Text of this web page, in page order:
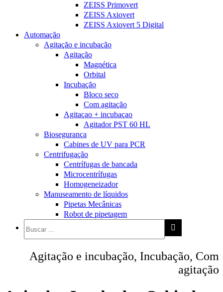
ZEISS Primovert
ZEISS Axiovert
ZEISS Axiovert 5 Digital
Automação
Agitação e incubação
Agitação
Magnética
Orbital
Incubação
Bloco seco
Com agitação
Agitaçao + incubaçao
Agitador PST 60 HL
Biosegurança
Cabines de UV para PCR
Centrifugação
Centrífugas de bancada
Microcentrífugas
Homogeneizador
Manuseamento de líquidos
Pipetas Mecânicas
Robot de pipetagem
Agitação e incubação, Incubação, Com
agitação